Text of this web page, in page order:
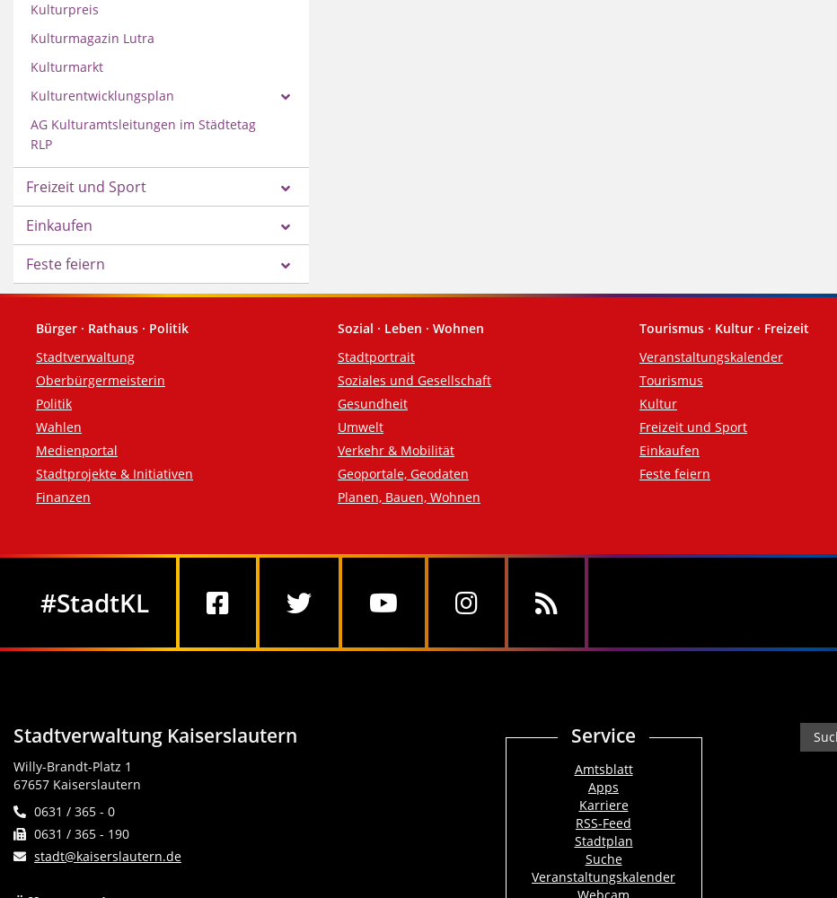
Kulturpreis
Kulturmagazin Lutra
Kulturmarkt
Kulturentwicklungsplan
AG Kulturamtsleitungen im Städtetag
RLP
Freizeit und Sport
Einkaufen
Feste feiern
Fußzeile
Bürger · Rathaus · Politik
Stadtverwaltung
Oberbürgermeisterin
Politik
Wahlen
Medienportal
Stadtprojekte & Initiativen
Finanzen
Sozial · Leben · Wohnen
Stadtportrait
Soziales und Gesellschaft
Gesundheit
Umwelt
Verkehr & Mobilität
Geoportale, Geodaten
Planen, Bauen, Wohnen
Tourismus · Kultur · Freizeit
Veranstaltungskalender
Tourismus
Kultur
Freizeit und Sport
Einkaufen
Feste feiern
#StadtKL
Stadtverwaltung Kaiserslautern
Willy-Brandt-Platz 1
67657 Kaiserslautern
0631 / 365 - 0
0631 / 365 - 190
stadt@kaiserslautern.de
Service
Amtsblatt
Apps
Karriere
RSS-Feed
Stadtplan
Suche
Veranstaltungskalender